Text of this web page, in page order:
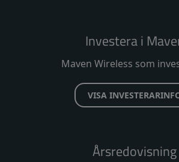
Investera i
Maven Wireless som
VISA
Årsredovisning